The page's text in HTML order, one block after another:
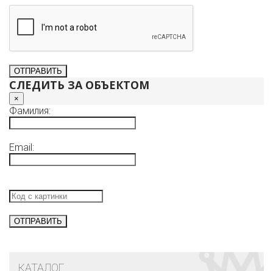
СЛЕДИТЬ ЗА ОБЪЕКТОМ
×
Фамилия:
Email:
КАТАЛОГ